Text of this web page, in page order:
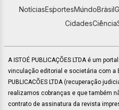
NotíciasEsportesMundoBrasil
CidadesCiência
A ISTOÉ PUBLICAÇÕES LTDA é um
vinculação editorial e societária com a
PUBLICACÕES LTDA (recuperação
realizamos cobranças e que também
contrato de assinatura da revista